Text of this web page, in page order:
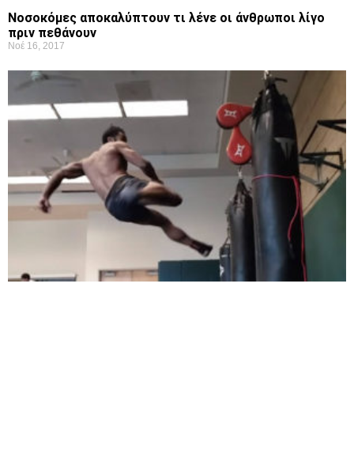
Νοσοκόμες αποκαλύπτουν τι λένε οι άνθρωποι λίγο
πριν πεθάνουν
Νοέ 16, 2017